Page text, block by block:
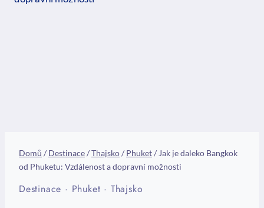
Domů / Destinace/Thajsko/ Phuket/ Jak je daleko Bangkok
od Phuketu: Vzdálenost a dopravní možnosti
Destinace · Phuket · Thajsko